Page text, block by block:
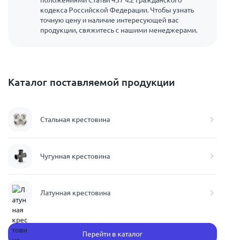
кодекса Российской Федерации. Чтобы узнать
точную цену и наличие интересующей вас
продукции, свяжитесь с нашими менеджерами.
Каталог поставляемой продукции
Стальная крестовина
Чугунная крестовина
Латунная крестовина
Перейти в каталог